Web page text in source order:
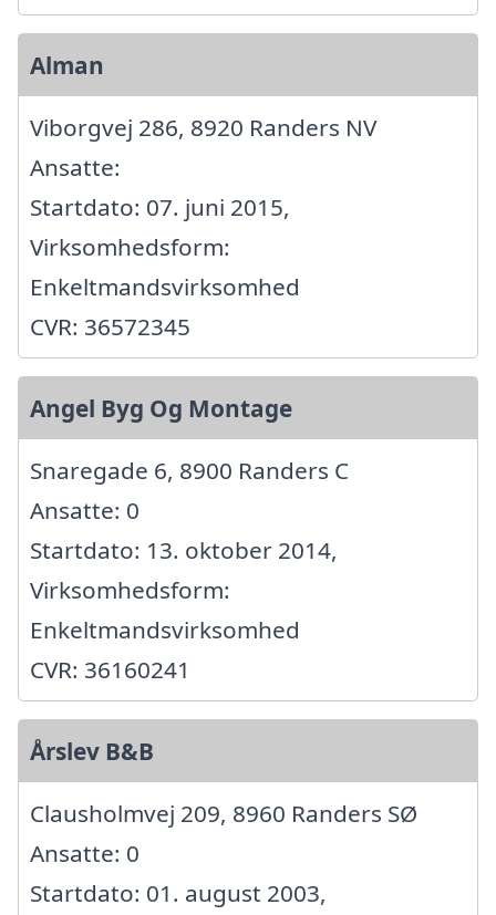
Alman
Viborgvej 286, 8920 Randers NV
Ansatte:
Startdato: 07. juni 2015,
Virksomhedsform:
Enkeltmandsvirksomhed
CVR: 36572345
Angel Byg Og Montage
Snaregade 6, 8900 Randers C
Ansatte: 0
Startdato: 13. oktober 2014,
Virksomhedsform:
Enkeltmandsvirksomhed
CVR: 36160241
Årslev B&B
Clausholmvej 209, 8960 Randers SØ
Ansatte: 0
Startdato: 01. august 2003,